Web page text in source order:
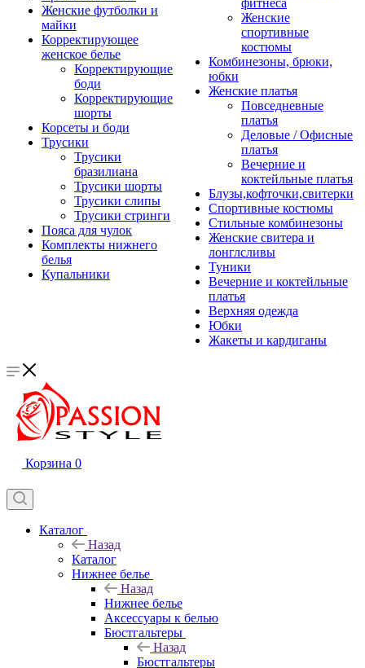
Женские футболки и
майки
Корректирующее
женское белье
Корректирующие
боди
Корректирующие
шорты
Корсеты и боди
Трусики
Трусики
бразилиана
Трусики шорты
Трусики слипы
Трусики стринги
Пояса для чулок
Комплекты нижнего
белья
Купальники
фитнеса
Женские
спортивные
костюмы
Комбинезоны, брюки,
юбки
Женские платья
Повседневные
платья
Деловые / Офисные
платья
Вечерние и
коктейльные платья
Блузы,кофточки,свитерки
Спортивные костюмы
Стильные комбинезоны
Женские свитера и
лонглсливы
Туники
Вечерние и коктейльные
платья
Верхняя одежда
Юбки
Жакеты и кардиганы
Корзина 0
Каталог
Назад
Каталог
Нижнее белье
Назад
Нижнее белье
Аксессуары к белью
Бюстгальтеры
Назад
Бюстгальтеры